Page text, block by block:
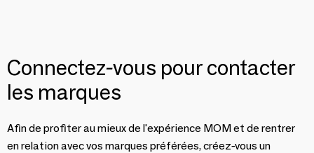
Connectez-vous pour contacter
les marques
Afin de profiter au mieux de l'expérience MOM et de rentrer
en relation avec vos marques préférées, créez-vous un